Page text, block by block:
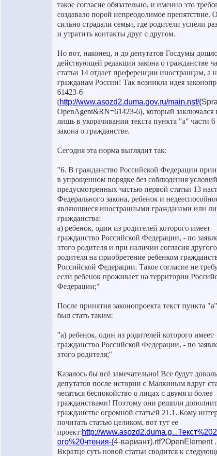
такое согласие обязательно, и именно это
создавало порой непреодолимое препятствие.
сильно страдали семьи, где родители успели
и утратить контакты друг с другом.
Но вот, наконец, и до депутатов Госдумы
действующей редакции закона о гражданстве
статьи 14 отдает преференции иностранцам, а
гражданам России! Так возникла идея
61423-6
(http://www.asozd2.duma.gov.ru/main.nsf/(
OpenAgent&RN=61423-6), который заключался
лишь в укорачивании текста пункта "а" части 6
закона о гражданстве.
Сегодня эта норма выглядит так:
"6. В гражданство Российской Федерации
в упрощенном порядке без соблюдения
предусмотренных частью первой статьи 13
Федерального закона, ребенок и
являющиеся иностранными гражданами или
гражданства:
а) ребенок, один из родителей которого имеет
гражданство Российской Федерации, - по
этого родителя и при наличии согласия другого
родителя на приобретение ребенком
Российской Федерации. Такое согласие не
если ребенок проживает на территории
Федерации;"
После принятия законопроекта текст пункта
был стать таким:
"а) ребенок, один из родителей которого имеет
гражданство Российской Федерации, - по
этого родителя;"
Казалось бы всё замечательно! Все будут
депутатов после истории с Малкиным вдруг
чесаться беспокойство о лицах с двумя и более
гражданствами! Поэтому они решили
гражданстве огромной статьей 21.1. Кому
почитать статью целиком, вот тут ее
проект:http://
ого%20чтения-(4-вариант).rtf?OpenElement.
Вкратце суть новой статьи сводится к